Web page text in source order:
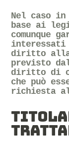
Nel caso
base ai
diritto alla
previsto
diritto di
che può
richiesta